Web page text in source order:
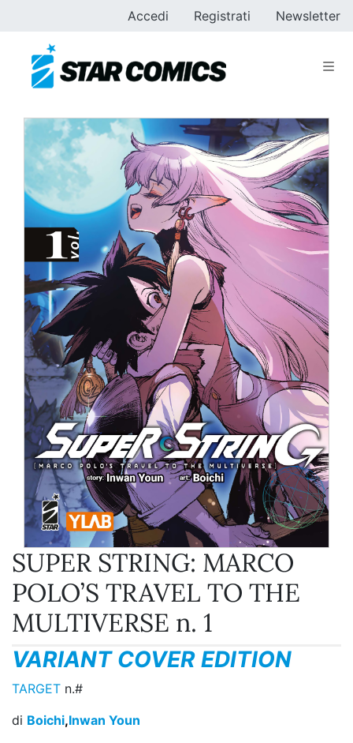
Accedi Registrati Newsletter
SUPER STRING: MARCO
POLO’S TRAVEL TO THE
MULTIVERSE n. 1
VARIANT COVER EDITION
TARGET n.#
di Boichi,Inwan Youn